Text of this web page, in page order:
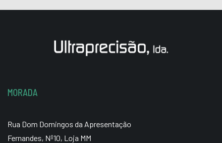
MORADA
Rua Dom Domingos da Apresentação
Fernandes, Nº10, Loja MM